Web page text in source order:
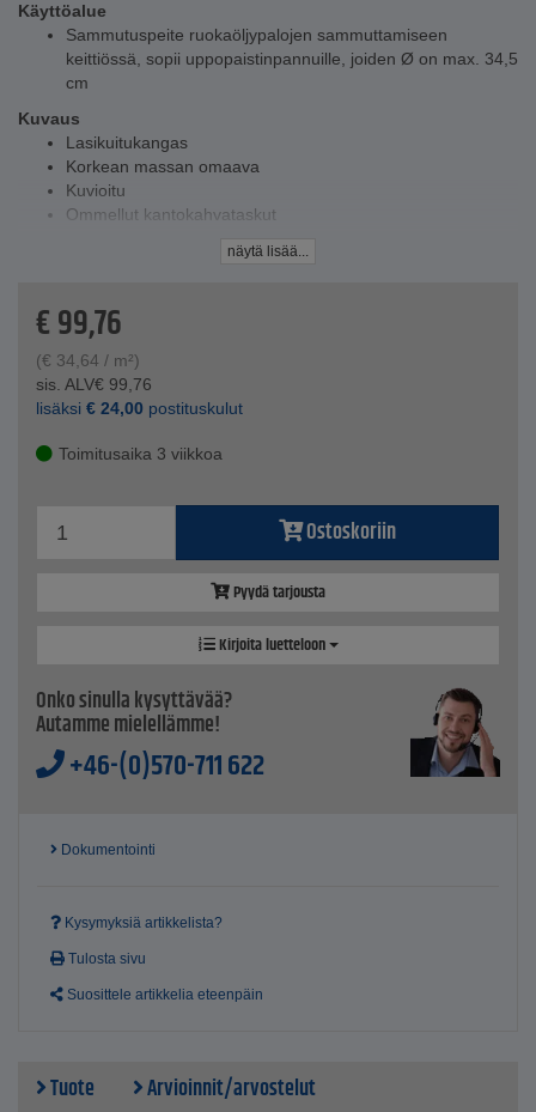
Käyttöalue
Sammutuspeite ruokaöljypalojen sammuttamiseen
keittiössä, sopii uppopaistinpannuille, joiden Ø on max. 34,5
cm
Kuvaus
Lasikuitukangas
Korkean massan omaava
Kuvioitu
Ommellut kantokahvataskut
Paino - n. 1500g
Normi - DIN EN 1869
näytä lisää...
€99,76
(€ 34,64 / m²)
sis. ALV€ 99,76
lisäksi € 24,00 postituskulut
Toimitusaika 3 viikkoa
Ostoskoriin
Pyydä tarjousta
Kirjoita luetteloon
Onko sinulla kysyttävää?
Autamme mielellämme!
+46-(0)570-711 622
Dokumentointi
Kysymyksiä artikkelista?
Tulosta sivu
Suosittele artikkelia eteenpäin
Tuote Arvioinnit/arvostelut